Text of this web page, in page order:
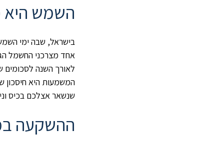
השמש היא
בישראל, שבה ימי
אחד מצרכני החשמל
לאורך השנה לסכומים
שנשאר אצלכם בכיס
ההשקעה